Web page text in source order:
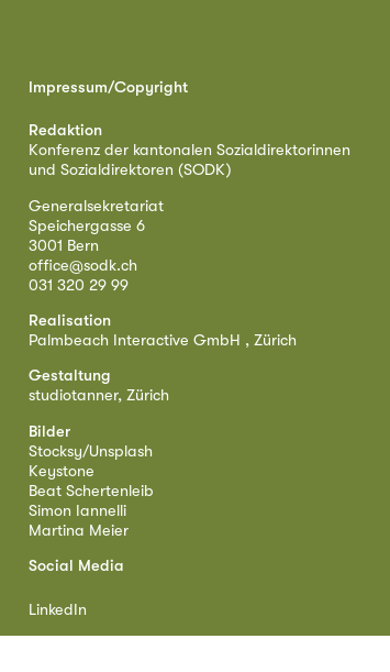
Impressum/Copyright
Redaktion
Konferenz der kantonalen Sozialdirektorinnen
und Sozialdirektoren (SODK)
Generalsekretariat
Speichergasse 6
3001 Bern
office@sodk.ch
031 320 29 99
Realisation
Palmbeach Interactive GmbH , Zürich
Gestaltung
studiotanner, Zürich
Bilder
Stocksy/Unsplash
Keystone
Beat Schertenleib
Simon Iannelli
Martina Meier
Social Media
LinkedIn